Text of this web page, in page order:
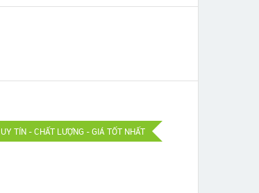
UY TÍN - CHẤT LƯỢNG - GIÁ TỐT NHẤT